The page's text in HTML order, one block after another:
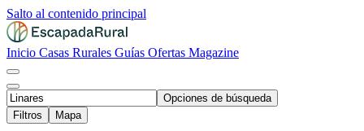
Salto al contenido principal
Inicio Casas Rurales Guías Ofertas Magazine
Opciones de búsqueda
Filtros
Mapa